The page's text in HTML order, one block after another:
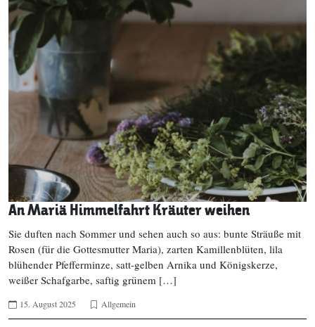
An Mariä Himmelfahrt Kräuter weihen
Sie duften nach Sommer und sehen auch so aus: bunte Sträuße mit
Rosen (für die Gottesmutter Maria), zarten Kamillenblüten, lila
blühender Pfefferminze, satt-gelben Arnika und Königskerze,
weißer Schafgarbe, saftig grünem […]
15. August 2025 Allgemein